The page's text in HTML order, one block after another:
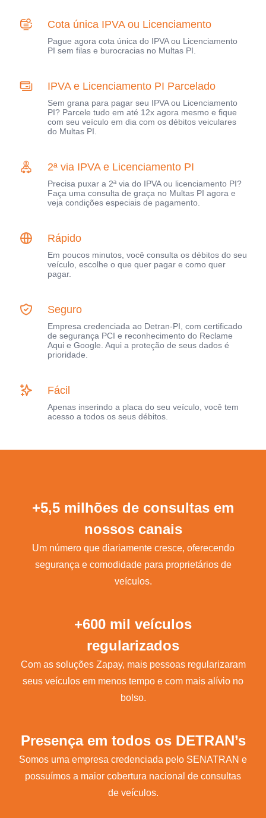
Cota única IPVA ou Licenciamento
Pague agora cota única do IPVA ou Licenciamento
PI sem filas e burocracias no Multas PI.
IPVA e Licenciamento PI Parcelado
Sem grana para pagar seu IPVA ou Licenciamento
PI? Parcele tudo em até 12x agora mesmo e fique
com seu veículo em dia com os débitos veiculares
do Multas PI.
2ª via IPVA e Licenciamento PI
Precisa puxar a 2ª via do IPVA ou licenciamento PI?
Faça uma consulta de graça no Multas PI agora e
veja condições especiais de pagamento.
Rápido
Em poucos minutos, você consulta os débitos do seu
veículo, escolhe o que quer pagar e como quer
pagar.
Seguro
Empresa credenciada ao Detran-PI, com certificado
de segurança PCI e reconhecimento do Reclame
Aqui e Google. Aqui a proteção de seus dados é
prioridade.
Fácil
Apenas inserindo a placa do seu veículo, você tem
acesso a todos os seus débitos.
+5,5 milhões de consultas em
nossos canais
Um número que diariamente cresce, oferecendo
segurança e comodidade para proprietários de
veículos.
+600 mil veículos
regularizados
Com as soluções Zapay, mais pessoas regularizaram
seus veículos em menos tempo e com mais alívio no
bolso.
Presença em todos os DETRAN’s
Somos uma empresa credenciada pelo SENATRAN e
possuímos a maior cobertura nacional de consultas
de veículos.